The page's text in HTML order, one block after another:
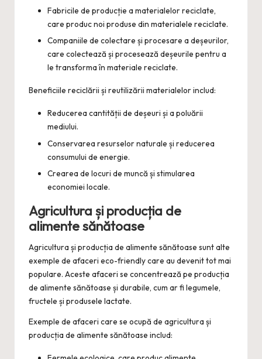
Fabricile de producție a materialelor reciclate,
care produc noi produse din materialele reciclate.
Companiile de colectare și procesare a deșeurilor,
care colectează și procesează deșeurile pentru a
le transforma în materiale reciclate.
Beneficiile reciclării și reutilizării materialelor includ:
Reducerea cantității de deșeuri și a poluării
mediului.
Conservarea resurselor naturale și reducerea
consumului de energie.
Crearea de locuri de muncă și stimularea
economiei locale.
Agricultura și producția de
alimente sănătoase
Agricultura și producția de alimente sănătoase sunt alte
exemple de afaceri eco-friendly care au devenit tot mai
populare. Aceste afaceri se concentrează pe producția
de alimente sănătoase și durabile, cum ar fi legumele,
fructele și produsele lactate.
Exemple de afaceri care se ocupă de agricultura și
producția de alimente sănătoase includ: